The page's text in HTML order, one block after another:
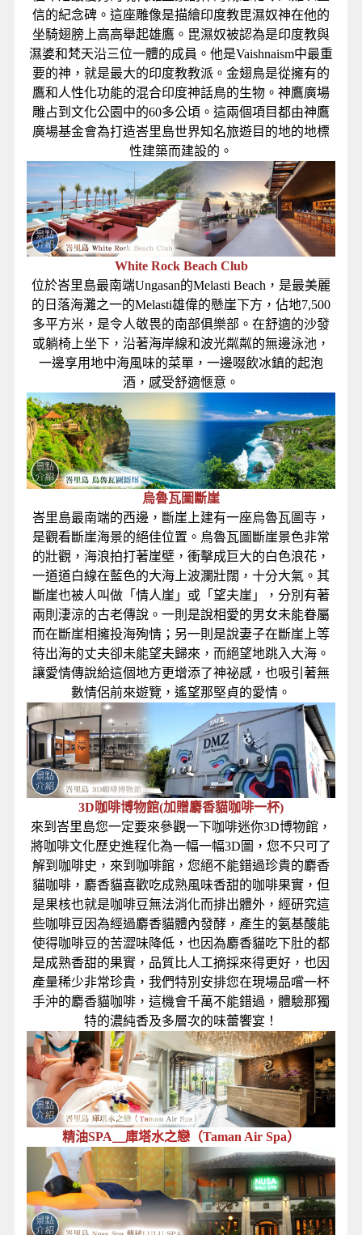
信的紀念碑。這座雕像是描繪印度教毘濕奴神在他的
坐騎翅膀上高高舉起雄鷹。毘濕奴被認為是印度教與
濕婆和梵天沿三位一體的成員。他是Vaishnaism中最重
要的神，就是最大的印度教教派。金翅鳥是從擁有的
鷹和人性化功能的混合印度神話鳥的生物。神鷹廣場
雕占到文化公園中的60多公頃。這兩個項目都由神鷹
廣場基金會為打造峇里島世界知名旅遊目的地的地標
性建築而建設的。
White Rock Beach Club
位於峇里島最南端Ungasan的Melasti Beach，是最美麗
的日落海灘之一的Melasti雄偉的懸崖下方，佔地7,500
多平方米，是令人敬畏的南部俱樂部。在舒適的沙發
或躺椅上坐下，沿著海岸線和波光粼粼的無邊泳池，
一邊享用地中海風味的菜單，一邊啜飲冰鎮的起泡
酒，感受舒適愜意。
烏魯瓦圖斷崖
峇里島最南端的西邊，斷崖上建有一座烏魯瓦圖寺，
是觀看斷崖海景的絕佳位置。烏魯瓦圖斷崖景色非常
的壯觀，海浪拍打著崖壁，衝擊成巨大的白色浪花，
一道道白線在藍色的大海上波瀾壯闊，十分大氣。其
斷崖也被人叫做「情人崖」或「望夫崖」，分別有著
兩則淒涼的古老傳說。一則是說相愛的男女未能眷屬
而在斷崖相擁投海殉情；另一則是說妻子在斷崖上等
待出海的丈夫卻未能望夫歸來，而絕望地跳入大海。
讓愛情傳說給這個地方更增添了神祕感，也吸引著無
數情侶前來遊覽，遙望那堅貞的愛情 。
3D咖啡博物館(加贈麝香貓咖啡一杯)
來到峇里島您一定要來參觀一下咖啡迷你3D博物館，
將咖啡文化歷史進程化為一幅一幅3D圖，您不只可了
解到咖啡史，來到咖啡館，您絕不能錯過珍貴的麝香
貓咖啡，麝香貓喜歡吃成熟風味香甜的咖啡果實，但
是果核也就是咖啡豆無法消化而排出體外，經研究這
些咖啡豆因為經過麝香貓體內發酵，產生的氨基酸能
使得咖啡豆的苦澀味降低，也因為麝香貓吃下肚的都
是成熟香甜的果實，品質比人工摘採來得更好，也因
產量稀少非常珍貴，我們特別安排您在現場品嚐一杯
手沖的麝香貓咖啡，這機會千萬不能錯過，體驗那獨
特的濃純香及多層次的味蕾饗宴！
精油SPA＿ 庫塔水之戀（Taman Air Spa）